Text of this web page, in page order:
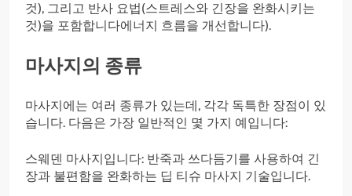
것), 그리고 반사 요법(스트레스와 긴장을 완화시키는
것)을 포함합니다에너지 흐름을 개선합니다).
마사지의 종류
마사지에는 여러 종류가 있는데, 각각 독특한 장점이 있
습니다. 다음은 가장 일반적인 몇 가지 예입니다:
스웨덴 마사지입니다: 반죽과 쓰다듬기를 사용하여 긴
장과 불편함을 완화하는 딥 티슈 마사지 기술입니다.